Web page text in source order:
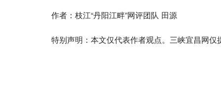
作者：枝江“丹阳江畔”网评团队 田源
特别声明：本文仅代表作者观点。三峡宜昌网仅